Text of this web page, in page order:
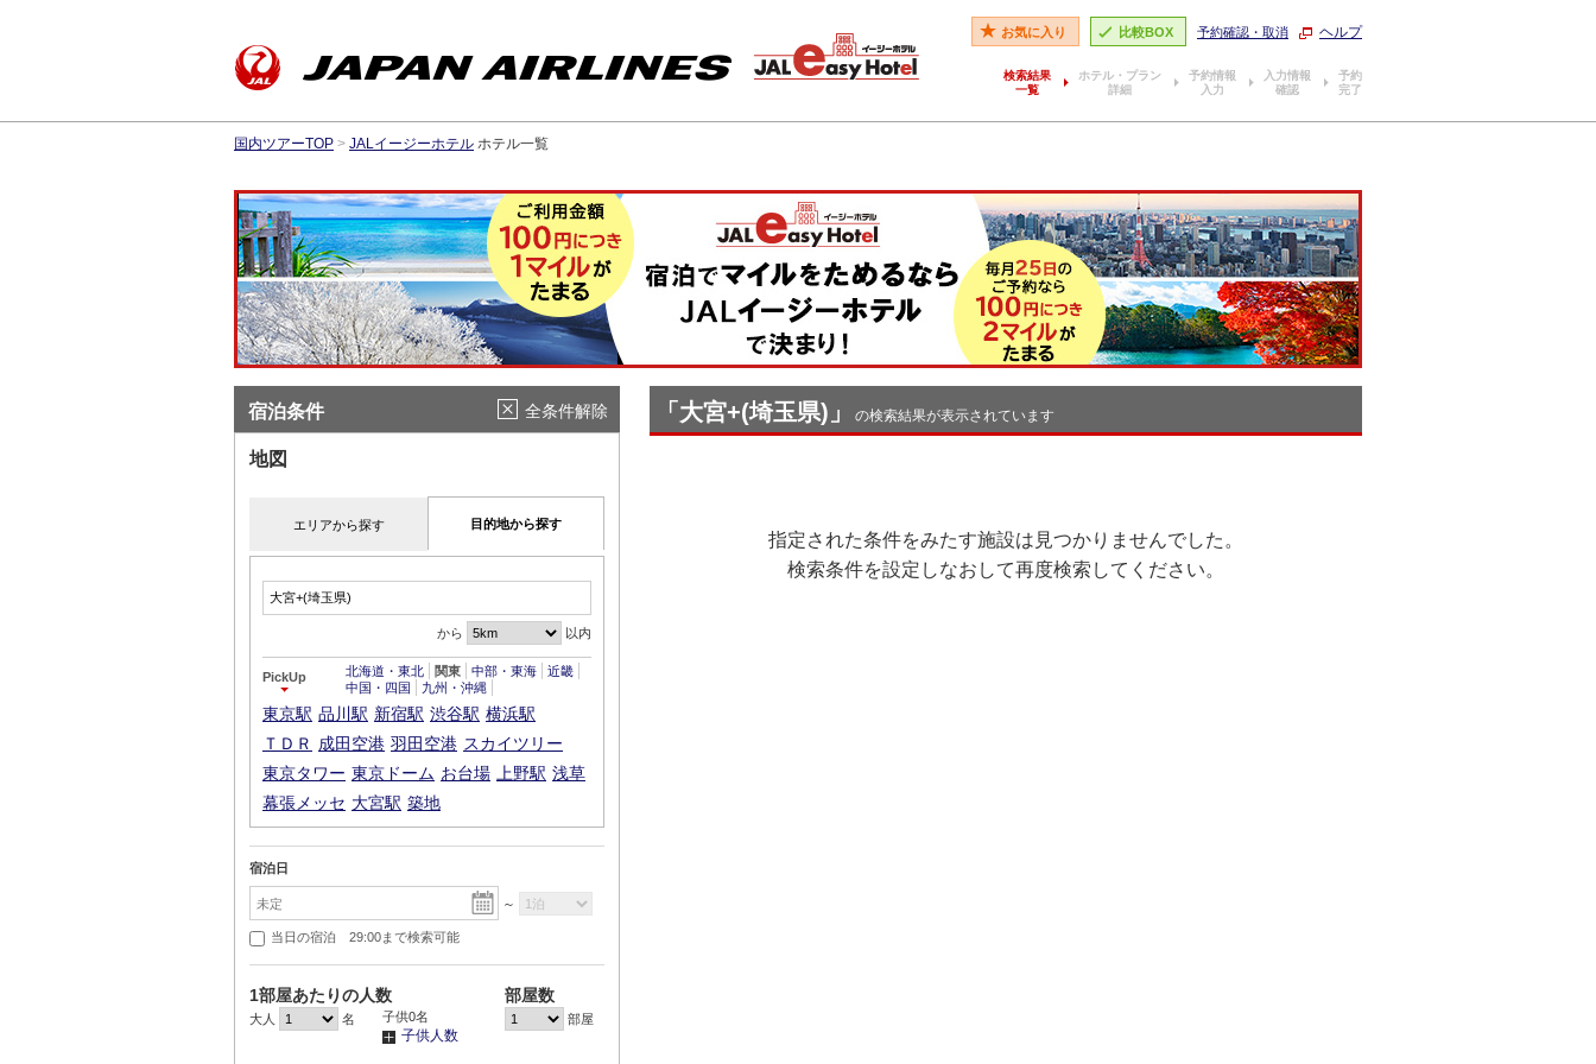
お気に入り 比較BOX 予約確認・取消 ヘルプ
検索結果
一覧
ホテル・プラン
詳細
予約情報
入力
入力情報
確認
予約
完了
国内ツアーTOP > JALイージーホテル ホテル一覧
「大宮+(埼玉県)」 の検索結果が表示されています
指定された条件をみたす施設は見つかりませんでした。
検索条件を設定しなおして再度検索してください。
宿泊条件 全条件解除
地図
エリアから探す 目的地から探す
から 以内
PickUp 北海道・東北 関東 中部・東海
近畿
中国・四国
九州・沖縄
東京駅 品川駅 新宿駅 渋谷駅 横浜駅
ＴＤＲ 成田空港 羽田空港 スカイツリー
東京タワー 東京ドーム お台場 上野駅 浅草
幕張メッセ 大宮駅 築地
宿泊日
～
当日の宿泊 29:00まで検索可能
1部屋あたりの人数
大人 名 子供0名
子供人数
部屋数
部屋